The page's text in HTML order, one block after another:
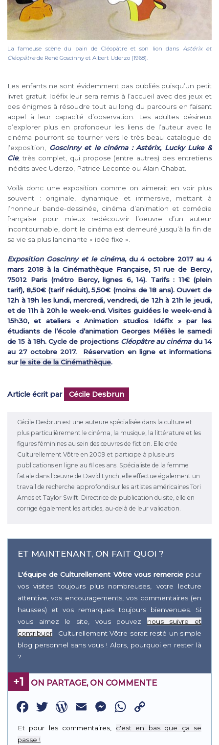
La fameuse scène du bain de Cléopâtre et son lion dans Astérix et
Cléopâtrede René Goscinny et Albert Uderzo (1968).
Les enfants ne sont évidemment pas oubliés puisqu’un petit
livret gratuit Idéfix leur sera remis à l’accueil avec des jeux et
des énigmes à résoudre tout au long du parcours en faisant
appel à leur capacité d’observation. Les adultes désireux
d’explorer plus en profondeur les liens de l’auteur avec le
cinéma pourront se tourner vers le très beau catalogue de
l’exposition, Goscinny et le cinéma : Astérix, Lucky Luke &
Cie, très complet, qui propose (entre autres) des entretiens
inédits avec Uderzo, Patrice Leconte ou Alain Chabat.
Voilà donc une exposition comme on aimerait en voir plus
souvent : originale, dynamique et immersive, mettant à
l’honneur bande-dessinée, cinéma d’animation et comédie
française pour mieux redécouvrir l’oeuvre d’un auteur
incontournable, dont le cinéma est demeuré jusqu’à la fin de
sa vie sa plus lancinante « idée fixe ».
Exposition Goscinny et le cinéma, du 4 octobre 2017 au 4
mars 2018 à la Cinémathèque Française, 51 rue de Bercy,
75012 Paris (métro Bercy, lignes 6, 14). Tarifs : 11€ (plein
tarif), 8,50€ (tarif réduit), 5,50€ (moins de 18 ans). Ouvert de
12h à 19h les lundi, mercredi, vendredi, de 12h à 21h le jeudi,
et de 11h à 20h le week-end.Visites guidées le week-end à
15h30, et ateliers « Animation studios Idéfix » par les
étudiants de l’école d’animation Georges Méliès le samedi
de 15 à 18h. Cycle de projections Cléopâtre au cinémadu 14
au 27 octobre 2017. Réservation en ligne et informations
sur le site de la Cinémathèque.
Article écrit par Cécile Desbrun
Cécile Desbrun est une auteure spécialisée dans la culture et
plus particulièrement le cinéma, la musique, la littérature et les
figures féminines au sein des œuvres de fiction. Elle crée
Culturellement Vôtre en 2009 et participe à plusieurs
publications en ligne au fil des ans. Spécialiste de la femme
fatale dans l'œuvre de David Lynch, elle effectue également un
travail de recherche approfondi sur les artistes américaines Tori
Amos et Taylor Swift. Directrice de publication du site, elle en
corrige également les articles, au-delà de leur validation.
ET MAINTENANT, ON FAIT QUOI ?
L'équipe de Culturellement Vôtre vous remerciepour
vos visites toujours plus nombreuses, votre lecture
attentive, vos encouragements, vos commentaires (en
hausses) et vos remarques toujours bienvenues. Si
vous aimez le site, vous pouvez nous suivre et
contribuer : Culturellement Vôtre serait resté un simple
blog personnel sans vous ! Alors, pourquoi en rester là
?
+1 ON PARTAGE, ON COMMENTE
Facebook
Twitter
WordPress
EmailMessenger
WhatsApp
Link
Et pour les commentaires, c'est en bas que ça se
passe !